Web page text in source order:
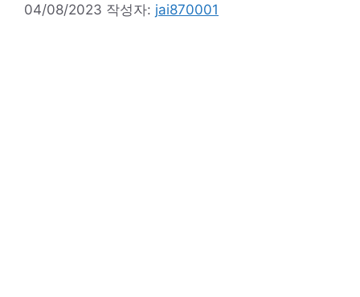
04/08/2023 작성자: jai870001